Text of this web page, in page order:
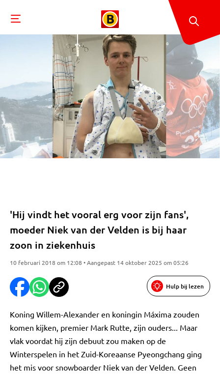
'Hij vindt het vooral erg voor zijn fans',
moeder Niek van der Velden is bij haar
zoon in ziekenhuis
10 februari 2018 om 12:08 • Aangepast 14 oktober 2025 om 05:26
Hulp bij lezen
Koning Willem-Alexander en koningin Máxima zouden
komen kijken, premier Mark Rutte, zijn ouders... Maar
vlak voordat hij zijn debuut zou maken op de
Winterspelen in het Zuid-Koreaanse Pyeongchang ging
het mis voor snowboarder Niek van der Velden. Geen